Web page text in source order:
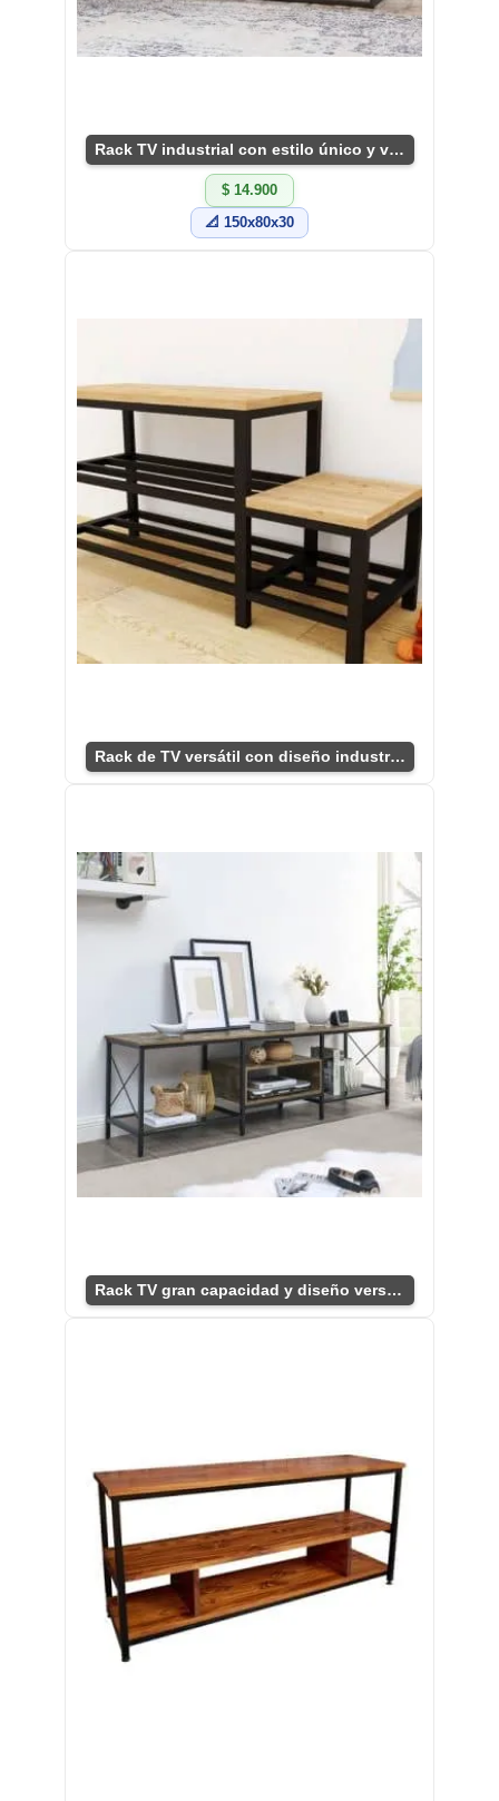
Rack TV industrial con estilo único y versátil
$ 14.900
📐 150x80x30
Rack de TV versátil con diseño industrial
Rack TV gran capacidad y diseño versátil